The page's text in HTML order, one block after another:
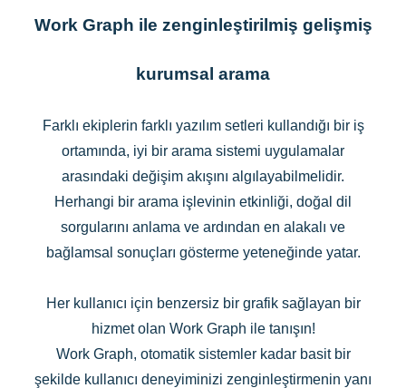
Work Graph ile zenginleştirilmiş gelişmiş
kurumsal arama
Farklı ekiplerin farklı yazılım setleri kullandığı bir iş
ortamında, iyi bir arama sistemi uygulamalar
arasındaki değişim akışını algılayabilmelidir.
Herhangi bir arama işlevinin etkinliği, doğal dil
sorgularını anlama ve ardından en alakalı ve
bağlamsal sonuçları gösterme yeteneğinde yatar.
Her kullanıcı için benzersiz bir grafik sağlayan bir
hizmet olan Work Graph ile tanışın!
Work Graph, otomatik sistemler kadar basit bir
şekilde kullanıcı deneyiminizi zenginleştirmenin yanı